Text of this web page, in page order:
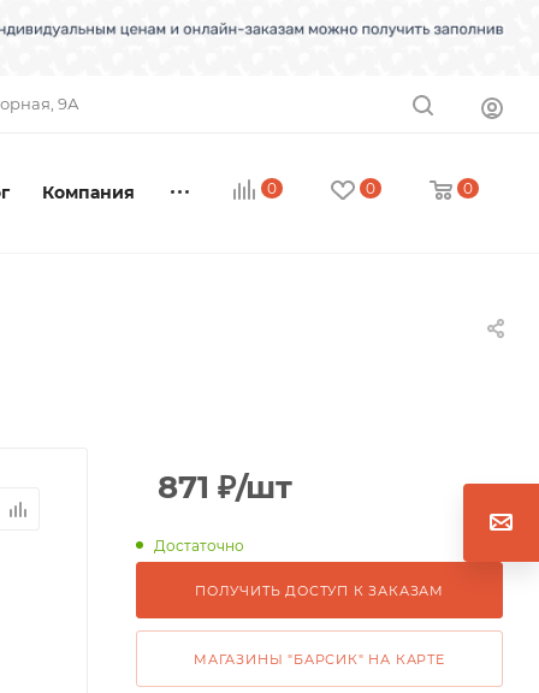
9А
0 0 0
Компания
871 ₽/шт
Достаточно
ПОЛУЧИТЬ ДОСТУП К ЗАКАЗАМ
МАГАЗИНЫ "БАРСИК" НА КАРТЕ